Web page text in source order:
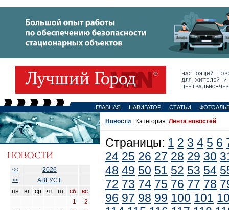
ГЛАВНАЯ НАВИГАТОР СТАТЬИ
<< 2026
<<
АВГУСТ
пн
вт ср чт пт сб
вс
1
2
Новости | Категория: Лента новостей
Страницы: 1 2 3 4 5 6
24 25 26 27 28 29 30
48 49 50 51 52 53 54
72 73 74 75 76 77 78
96 97 98 99 100 101